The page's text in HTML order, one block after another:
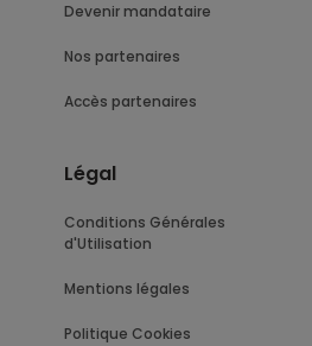
Devenir mandataire
Nos partenaires
Accès partenaires
Légal
Conditions Générales
d'Utilisation
Mentions légales
Politique Cookies